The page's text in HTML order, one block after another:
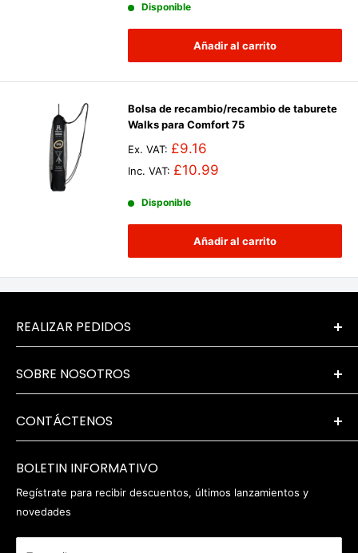
Disponible
Añadir al carrito
Bolsa de recambio/recambio de taburete
Walks para Comfort 75
Ex. VAT: £9.16
Inc. VAT: £10.99
Disponible
Añadir al carrito
REALIZAR PEDIDOS
Términos y condiciones
Pedidos y devoluciones
Opciones de pago
información de entrega
Servicing & Repairs
SOBRE NOSOTROS
La empresa
Dónde encontrarnos
Privacy Policy
RAEE
CONTÁCTENOS
+44 (0) 1202 723046
contacto@robertwhite.co.uk
BOLETIN INFORMATIVO
Regístrate para recibir descuentos, últimos lanzamientos y
novedades